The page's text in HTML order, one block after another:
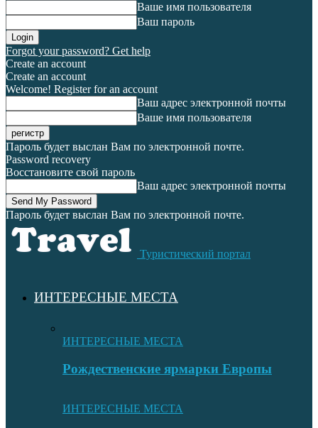
Ваше имя пользователя
Ваш пароль
Forgot your password? Get help
Create an account
Create an account
Welcome! Register for an account
Ваш адрес электронной почты
Ваше имя пользователя
Пароль будет выслан Вам по электронной почте.
Password recovery
Восстановите свой пароль
Ваш адрес электронной почты
Пароль будет выслан Вам по электронной почте.
Туристический портал
ИНТЕРЕСНЫЕ МЕСТА
ИНТЕРЕСНЫЕ МЕСТА
Рождественские ярмарки Европы
ИНТЕРЕСНЫЕ МЕСТА